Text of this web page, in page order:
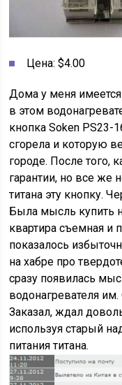
Цена: $4.00
Дома у меня имеется
в этом
кнопка Soken PS23-
сгорела и которую
городе. После того,
гарантии, но все же
титана эту кнопку.
Была мысль купить
квартира съемная и
показалось
на хабре про
сразу появилась
водонагревателя
Заказал, ждал
используя старый
питания титана.